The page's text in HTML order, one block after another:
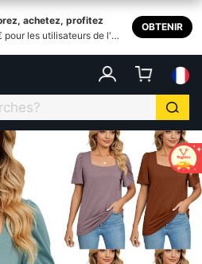
achetez, profitez
les utilisateurs de l'ap
OBTENIR